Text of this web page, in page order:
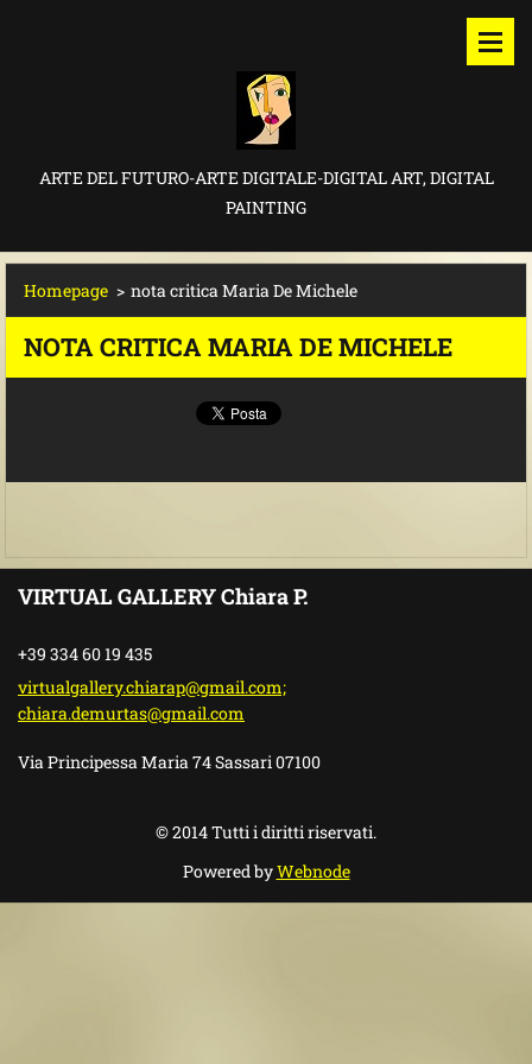
ARTE DEL FUTURO-ARTE DIGITALE-DIGITAL ART, DIGITAL
PAINTING
Homepage > nota critica Maria De Michele
NOTA CRITICA MARIA DE MICHELE
VIRTUAL GALLERY Chiara P.
+39 334 60 19 435
virtualgallery.chiarap@gmail.com;
chiara.demurtas@gmail.com
Via Principessa Maria 74 Sassari 07100
© 2014 Tutti i diritti riservati.
Powered byWebnode